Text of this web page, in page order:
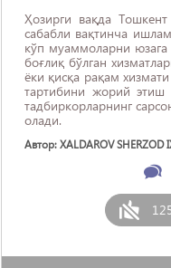
Ҳозирги вақда
сабабли вақтинча
кўп муаммоларни
боғлиқ бўлган
ёки қисқа рақам
тартибини жорий этиш
тадбиркорларнинг
олади.
Автор: XALDAROV SHERZOD